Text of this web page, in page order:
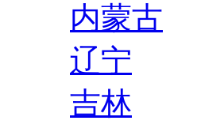
内蒙古
辽宁
吉林